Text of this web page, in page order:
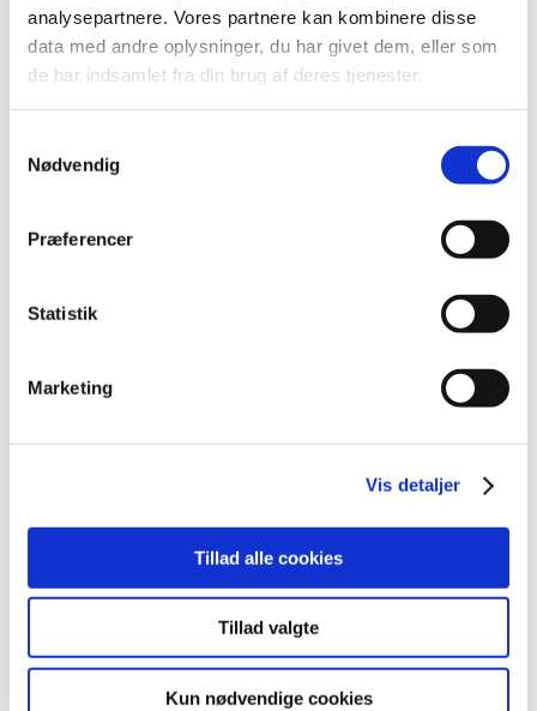
analysepartnere. Vores partnere kan kombinere disse
data med andre oplysninger, du har givet dem, eller som
de har indsamlet fra din brug af deres tjenester.
Nødvendig
Præferencer
Statistik
Marketing
Vis detaljer
Tillad alle cookies
Tillad valgte
Kun nødvendige cookies
april (24)
marts (42)
februar (12)
januar (18)
2018 (150)
2016 (167)
2014 (44)
2012 (44)
2010 (7)
2006 (9)